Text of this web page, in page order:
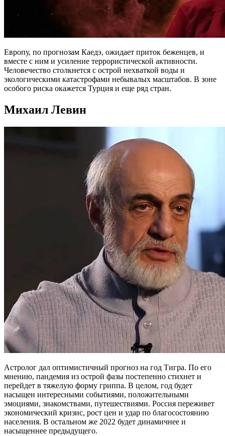
Европу, по прогнозам Каедэ, ожидает приток беженцев, и
вместе с ним и усиление террористической активности.
Человечество столкнется с острой нехваткой воды и
экологическими катастрофами небывалых масштабов. В зоне
особого риска окажется Турция и еще ряд стран.
Михаил Левин
Астролог дал оптимистичный прогноз на год Тигра. По его
мнению, пандемия из острой фазы постепенно стихнет и
перейдет в тяжелую форму гриппа. В целом, год будет
насыщен интересными событиями, положительными
эмоциями, знакомствами, путешествиями. Россия переживет
экономический кризис, рост цен и удар по благосостоянию
населения. В остальном же 2022 будет динамичнее и
насыщеннее предыдущего.